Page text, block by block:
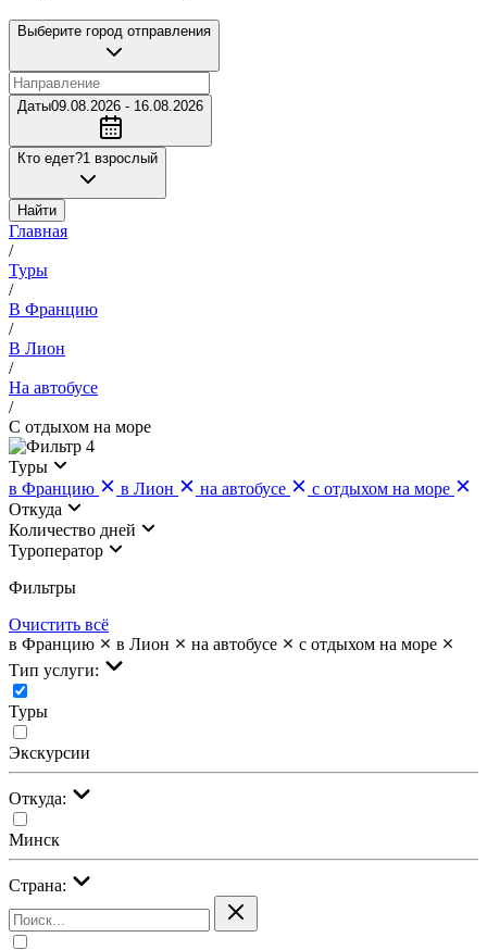
Выберите город отправления
Даты09.08.2026 - 16.08.2026
Кто едет?1 взрослый
Найти
Главная
/
Туры
/
В Францию
/
В Лион
/
На автобусе
/
С отдыхом на море
4
Туры
в Францию
в Лион на автобусе
с отдыхом на море
Откуда
Количество дней
Туроператор
Фильтры
Очистить всё
в Францию
в Лион на автобусе
с отдыхом на море
Тип услуги:
Туры
Экскурсии
Откуда:
Минск
Страна: